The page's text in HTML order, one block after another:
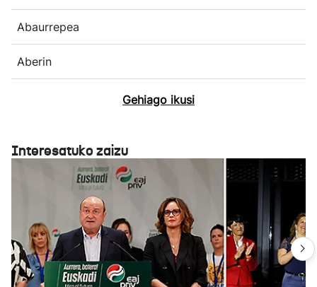
Abaurrepea
Aberin
Gehiago ikusi
Interesatuko zaizu